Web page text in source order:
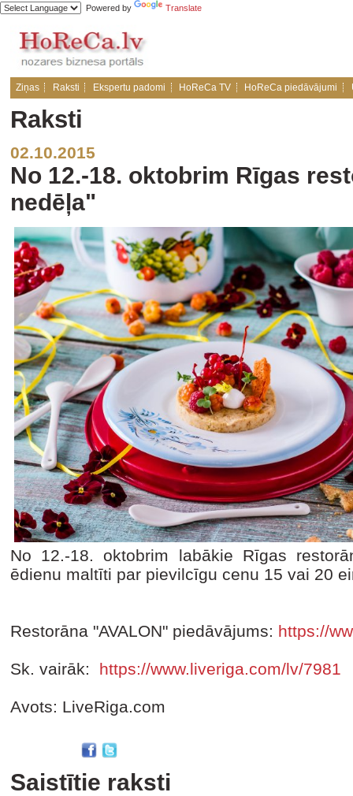
Powered by Translate
Ziņas Raksti Ekspertu padomi HoReCa TV HoReCa piedāvājumi
Raksti
02.10.2015
No 12.-18. oktobrim Rīgas
nedēļa"
No 12.-18. oktobrim labākie Rīgas
ēdienu maltīti par pievilcīgu cenu 15 vai 20
Restorāna "AVALON" piedāvājums: https://
Sk. vairāk: https://www.liveriga.com/lv/7981
Avots: LiveRiga.com
Saistītie raksti